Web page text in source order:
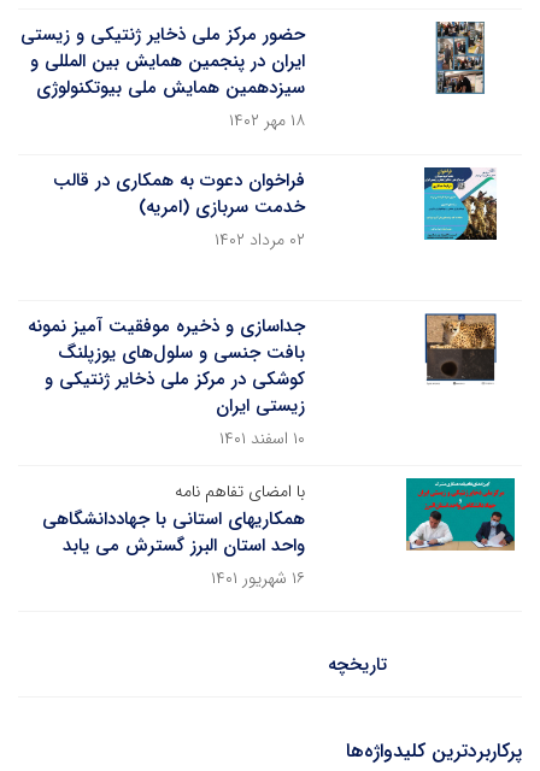
حضور مرکز ملی ذخایر ژنتیکی و زیستی
ایران در پنجمین همایش بین المللی و
سیزدهمین همایش ملی بیوتکنولوژی
۱۸ مهر ۱۴۰۲
فراخوان دعوت به همکاری در قالب
خدمت سربازی (امریه)
۰۲ مرداد ۱۴۰۲
جداسازی و ذخیره‌ موفقیت آمیز نمونه
بافت جنسی و سلول‌های یوزپلنگ
کوشکی در مرکز ملی ذخایر ژنتیکی و
زیستی ایران
۱۰ اسفند ۱۴۰۱
با امضای تفاهم نامه
همکاریهای استانی با جهاددانشگاهی
واحد استان البرز گسترش می یابد
۱۶ شهریور ۱۴۰۱
تاریخچه
پرکاربردترین کلیدواژه‌ها